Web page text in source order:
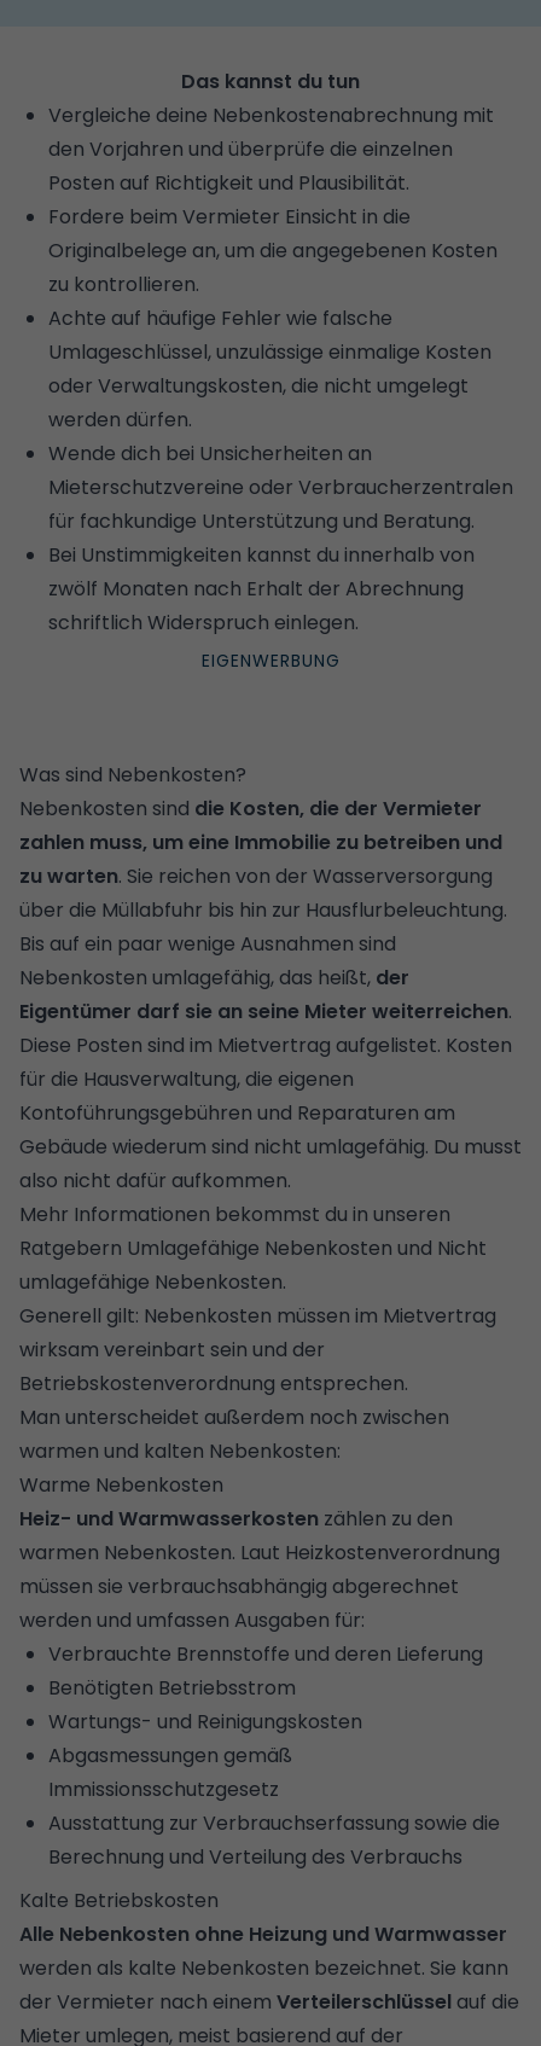
Das kannst du tun
Vergleiche deine Nebenkostenabrechnung mit
den Vorjahren und überprüfe die einzelnen
Posten auf Richtigkeit und Plausibilität.
Fordere beim Vermieter Einsicht in die
Originalbelege an, um die angegebenen Kosten
zu kontrollieren.
Achte auf häufige Fehler wie falsche
Umlageschlüssel, unzulässige einmalige Kosten
oder Verwaltungskosten, die nicht umgelegt
werden dürfen.
Wende dich bei Unsicherheiten an
Mieterschutzvereine oder Verbraucherzentralen
für fachkundige Unterstützung und Beratung.
Bei Unstimmigkeiten kannst du innerhalb von
zwölf Monaten nach Erhalt der Abrechnung
schriftlich Widerspruch einlegen.
Was sind Nebenkosten?
Nebenkosten sind die Kosten, die der Vermieter
zahlen muss, um eine Immobilie zu betreiben und
zu warten. Sie reichen von der Wasserversorgung
über die Müllabfuhr bis hin zur Hausflurbeleuchtung.
Bis auf ein paar wenige Ausnahmen sind
Nebenkosten umlagefähig, das heißt, der
Eigentümer darf sie an seine Mieter weiterreichen.
Diese Posten sind im Mietvertrag aufgelistet. Kosten
für die Hausverwaltung, die eigenen
Kontoführungsgebühren und Reparaturen am
Gebäude wiederum sind nicht umlagefähig. Du musst
also nicht dafür aufkommen.
Mehr Informationen bekommst du in unseren
Ratgebern Umlagefähige Nebenkosten und Nicht
umlagefähige Nebenkosten.
Generell gilt: Nebenkosten müssen im Mietvertrag
wirksam vereinbart sein und der
Betriebskostenverordnung entsprechen.
Man unterscheidet außerdem noch zwischen
warmen und kalten Nebenkosten:
Warme Nebenkosten
Heiz- und Warmwasserkosten zählen zu den
warmen Nebenkosten. Laut Heizkostenverordnung
müssen sie verbrauchsabhängig abgerechnet
werden und umfassen Ausgaben für:
Verbrauchte Brennstoffe und deren Lieferung
Benötigten Betriebsstrom
Wartungs- und Reinigungskosten
Abgasmessungen gemäß
Immissionsschutzgesetz
Ausstattung zur Verbrauchserfassung sowie die
Berechnung und Verteilung des Verbrauchs
Kalte Betriebskosten
Alle Nebenkosten ohne Heizung und Warmwasser
werden als kalte Nebenkosten bezeichnet. Sie kann
der Vermieter nach einem Verteilerschlüssel auf die
Mieter umlegen, meist basierend auf der